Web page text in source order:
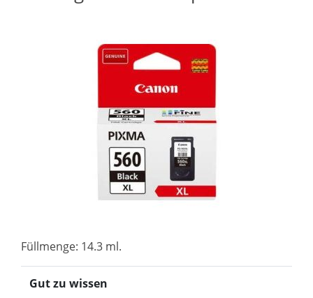
Füllmenge: 14.3 ml.
Gut zu wissen